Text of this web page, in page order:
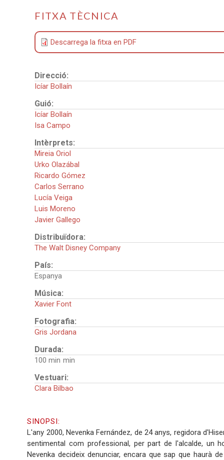
FITXA TÈCNICA
Descarrega la fitxa en PDF
Direcció:
Icíar Bollaín
Guió:
Icíar Bollaín
Isa Campo
Intèrprets:
Mireia Oriol
Urko Olazábal
Ricardo Gómez
Carlos Serrano
Lucía Veiga
Luis Moreno
Javier Gallego
Distribuïdora:
The Walt Disney Company
País:
Espanya
Música:
Xavier Font
Fotografia:
Gris Jordana
Durada:
100 min
Vestuari:
Clara Bilbao
SINOPSI:
L'any 2000, Nevenka Fernández, de 24 anys, regidora
sentimental com professional, per part de l'alcalde, un
Nevenka decideix denunciar, encara que sap que haurà